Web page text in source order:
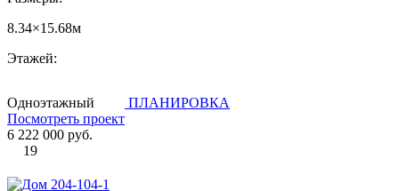
8.34×15.68м
Этажей:
Одноэтажный
ПЛАНИРОВКА
Посмотреть проект
6 222 000 руб.
19